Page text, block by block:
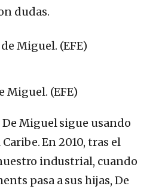
dudas.
Miguel. (EFE)
Miguel sigue usando
En 2010, tras el
industrial, cuando
pasa a sus hijas, De